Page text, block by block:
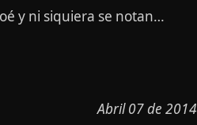
y ni siquiera se notan…
Abril 07 de 2014